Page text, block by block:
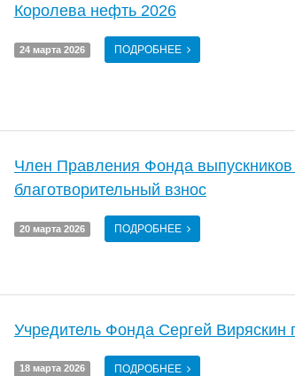
Королева нефть 2026
24 марта 2026 ПОДРОБНЕЕ
Член Правления Фонда выпускников
благотворительный взнос
20 марта 2026 ПОДРОБНЕЕ
Учредитель Фонда Сергей
18 марта 2026 ПОДРОБНЕЕ